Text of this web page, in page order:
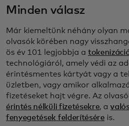
Minden válasz
Már kiemeltünk néhány olyan
olvasók körében nagy
ös év 101 legjobbja a
technológiáról, amely védi az
érintésmentes kártyát vagy a
üzletben, vagy amikor
fizetéseket hajt végre. Az
érintés nélküli fizetésekre, a
fenyegetések felderítésére is.